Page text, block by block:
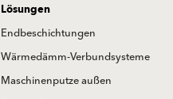
Lösungen
Endbeschichtungen
Wärmedämm-Verbundsysteme
Maschinenputze außen